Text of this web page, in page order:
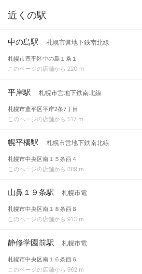
近くの駅
中の島駅 札幌市営地下鉄南北線
札幌市豊平区中の島１条１
このページの店舗から 220 m
平岸駅 札幌市営地下鉄南北線
札幌市豊平区平岸2条7丁目
このページの店舗から 517 m
幌平橋駅 札幌市営地下鉄南北線
札幌市中央区南１５条西４
このページの店舗から 689 m
山鼻１９条駅 札幌市電
札幌市中央区南１８条西６
このページの店舗から 913 m
静修学園前駅 札幌市電
札幌市中央区南１６条西６
このページの店舗から 962 m